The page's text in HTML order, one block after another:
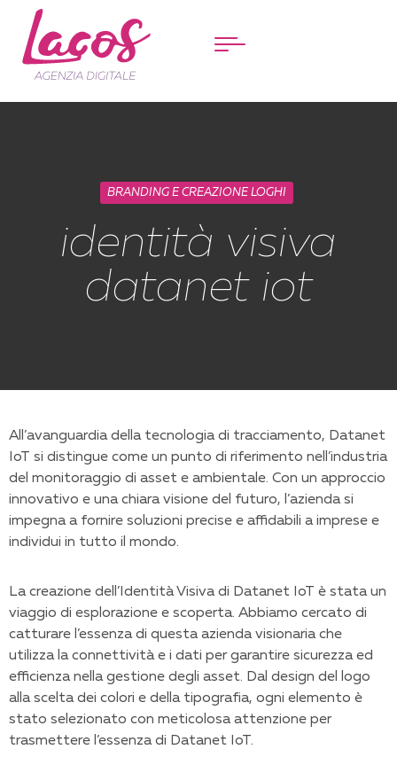
Menu
BRANDING E CREAZIONE LOGHI
identità visiva
datanet iot
All’avanguardia della tecnologia di tracciamento, Datanet
IoT si distingue come un punto di riferimento nell’industria
del monitoraggio di asset e ambientale. Con un approccio
innovativo e una chiara visione del futuro, l’azienda si
impegna a fornire soluzioni precise e affidabili a imprese e
individui in tutto il mondo.
La creazione dell’Identità Visiva di Datanet IoT è stata un
viaggio di esplorazione e scoperta. Abbiamo cercato di
catturare l’essenza di questa azienda visionaria che
utilizza la connettività e i dati per garantire sicurezza ed
efficienza nella gestione degli asset. Dal design del logo
alla scelta dei colori e della tipografia, ogni elemento è
stato selezionato con meticolosa attenzione per
trasmettere l’essenza di Datanet IoT.